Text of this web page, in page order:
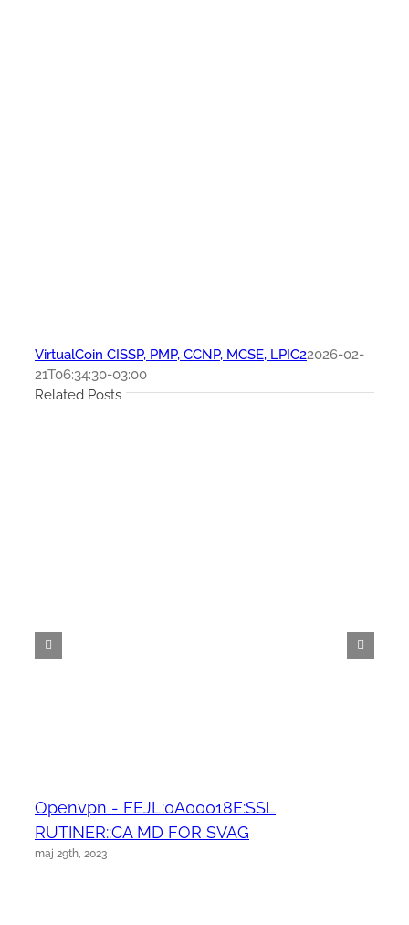
VirtualCoin CISSP, PMP, CCNP, MCSE, LPIC22026-02-
21T06:34:30-03:00
Related Posts
Openvpn - FEJL:0A00018E:SSL
RUTINER::CA MD FOR SVAG
maj 29th, 2023